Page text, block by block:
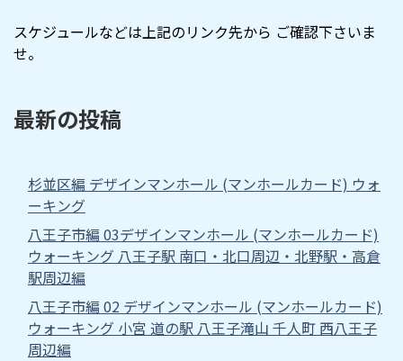
スケジュールなどは上記のリンク先から ご確認下さいま
せ。
最新の投稿
杉並区編 デザインマンホール (マンホールカード) ウォ
ーキング
八王子市編 03デザインマンホール (マンホールカード)
ウォーキング 八王子駅 南口・北口周辺・北野駅・高倉
駅周辺編
八王子市編 02 デザインマンホール (マンホールカード)
ウォーキング 小宮 道の駅 八王子滝山 千人町 西八王子
周辺編